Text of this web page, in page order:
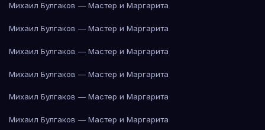
Михаил Булгаков — Мастер и Маргарита
Михаил Булгаков — Мастер и Маргарита
Михаил Булгаков — Мастер и Маргарита
Михаил Булгаков — Мастер и Маргарита
Михаил Булгаков — Мастер и Маргарита
Михаил Булгаков — Мастер и Маргарита